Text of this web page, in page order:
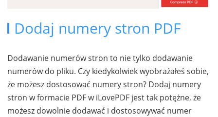
Dodaj numery stron PDF
Dodawanie numerów stron to nie tylko dodawanie
numerów do pliku. Czy kiedykolwiek wyobrażałeś sobie,
że możesz dostosować numery stron? Dodaj numery
stron w formacie PDF w iLovePDF jest tak potężne, że
możesz dowolnie dodawać i dostosowywać numer